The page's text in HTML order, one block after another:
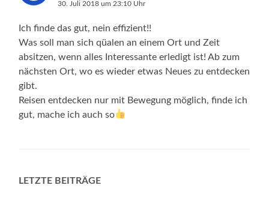
30. Juli 2018 um 23:10 Uhr
Ich finde das gut, nein effizient!!
Was soll man sich qüalen an einem Ort und Zeit
absitzen, wenn alles Interessante erledigt ist! Ab zum
nächsten Ort, wo es wieder etwas Neues zu entdecken
gibt.
Reisen entdecken nur mit Bewegung möglich, finde ich
gut, mache ich auch so
LETZTE BEITRÄGE